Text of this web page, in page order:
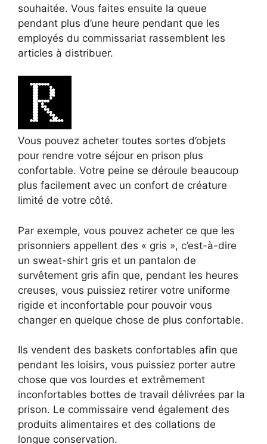
souhaitée. Vous faites ensuite la queue
pendant plus d’une heure pendant que les
employés du commissariat rassemblent les
articles à distribuer.
Vous pouvez acheter toutes sortes d’objets
pour rendre votre séjour en prison plus
confortable. Votre peine se déroule beaucoup
plus facilement avec un confort de créature
limité de votre côté.
Par exemple, vous pouvez acheter ce que les
prisonniers appellent des « gris », c’est-à-dire
un sweat-shirt gris et un pantalon de
survêtement gris afin que, pendant les heures
creuses, vous puissiez retirer votre uniforme
rigide et inconfortable pour pouvoir vous
changer en quelque chose de plus confortable.
Ils vendent des baskets confortables afin que
pendant les loisirs, vous puissiez porter autre
chose que vos lourdes et extrêmement
inconfortables bottes de travail délivrées par la
prison. Le commissaire vend également des
produits alimentaires et des collations de
longue conservation.